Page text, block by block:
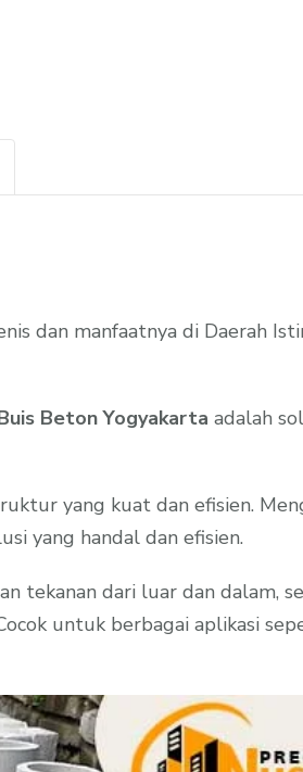
dan manfaatnya di Daerah
Beton Yogyakarta adalah
yang kuat dan efisien.
yang handal dan efisien.
tekanan dari luar dan dalam,
untuk berbagai aplikasi